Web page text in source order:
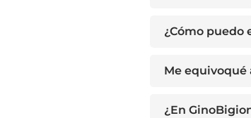
¿Cómo
Me equivoqué
¿En